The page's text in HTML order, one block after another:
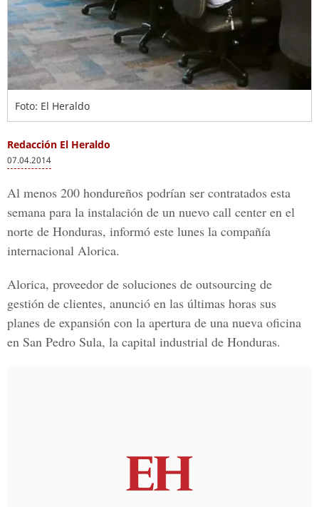
Foto: El Heraldo
Redacción El Heraldo
07.04.2014
Al menos 200 hondureños podrían ser contratados esta
semana para la instalación de un nuevo call center en el
norte de Honduras, informó este lunes la compañía
internacional Alorica.
Alorica, proveedor de soluciones de outsourcing de
gestión de clientes, anunció en las últimas horas sus
planes de expansión con la apertura de una nueva oficina
en San Pedro Sula, la capital industrial de Honduras.